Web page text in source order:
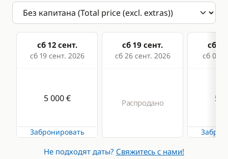
сб 12 сент.
сб 19 сент. 2026
сб 19 сент.
сб 26 сент. 2026
сб
сб 03
5 000 €
Забронировать
Распродано 5
Не подходят даты? Свяжитесь с нами!